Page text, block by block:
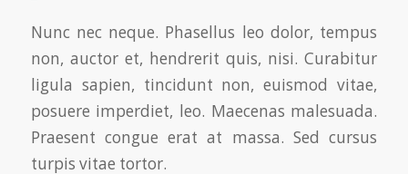
Nunc nec neque. Phasellus leo dolor, tempus
non, auctor et, hendrerit quis, nisi. Curabitur
ligula sapien, tincidunt non, euismod vitae,
posuere imperdiet, leo. Maecenas malesuada.
Praesent congue erat at massa. Sed cursus
turpis vitae tortor.